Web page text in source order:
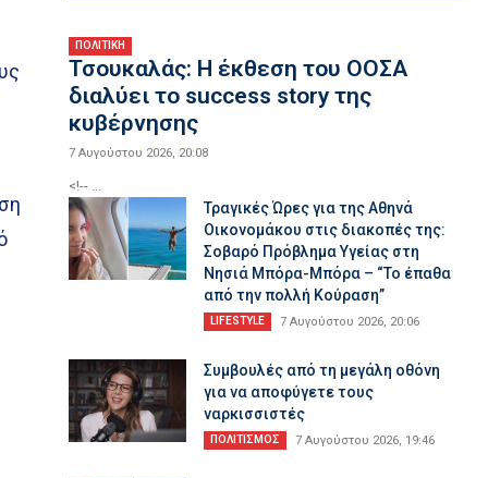
ΠΟΛΙΤΙΚΗ
Τσουκαλάς: Η έκθεση του ΟΟΣΑ
διαλύει το success story της
κυβέρνησης
7 Αυγούστου 2026, 20:08
<!-- ...
Τραγικές Ώρες για της Αθηνά
Οικονομάκου στις διακοπές της:
Σοβαρό Πρόβλημα Υγείας στη
Νησιά Μπόρα-Μπόρα – “Το έπαθα
από την πολλή Κούραση”
LIFESTYLE 7 Αυγούστου 2026, 20:06
Συμβουλές από τη μεγάλη οθόνη
για να αποφύγετε τους
ναρκισσιστές
ΠΟΛΙΤΙΣΜΟΣ 7 Αυγούστου 2026, 19:46